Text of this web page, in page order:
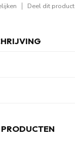
Deel dit product